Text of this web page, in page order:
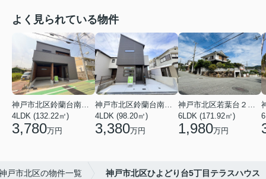
よく見られている物件
神戸市北区鈴蘭台南町３丁目
4LDK (132.22㎡)
3,780万円
神戸市北区鈴蘭台南町６丁目
4LDK (98.20㎡)
3,380万円
神戸市北区若葉台２丁目
6LDK (171.92㎡)
1,980万円
戸市北区の物件一覧 神戸市北区ひよどり台5丁目テラスハウス